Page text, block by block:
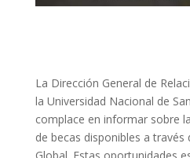
La Dirección General de
la Universidad Nacional de
complace en informar sobre
de becas disponibles a través